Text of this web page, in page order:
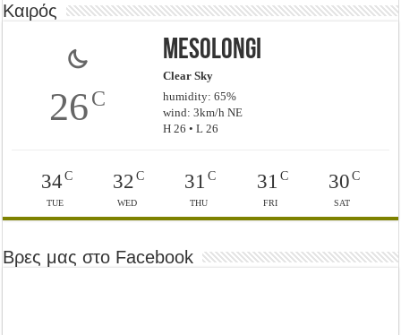
Καιρός
26C
Mesolongi
Clear Sky
humidity: 65%
wind: 3km/h NE
H 26 • L 26
34C
TUE
32C
WED
31 C
THU
31 C
FRI
30C
SAT
Βρες μας στο Facebook